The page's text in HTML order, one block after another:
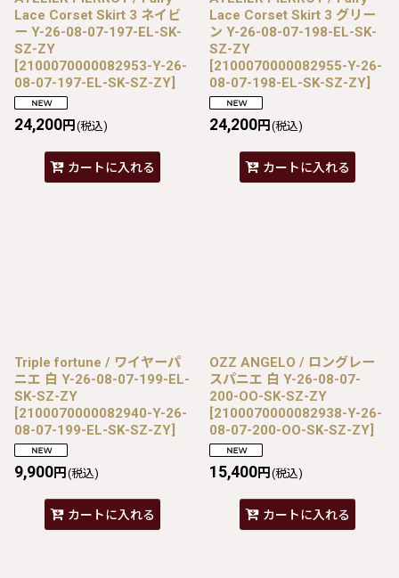
Lace Corset Skirt 3 ネイビ
ー Y-26-08-07-197-EL-SK-
SZ-ZY
[2100070000082953-Y-26-
08-07-197-EL-SK-SZ-ZY]
24,200円 (税込)
カートに入れる
Lace Corset Skirt 3 グリー
ン Y-26-08-07-198-EL-SK-
SZ-ZY
[2100070000082955-Y-26-
08-07-198-EL-SK-SZ-ZY]
24,200円 (税込)
カートに入れる
Triple fortune / ワイヤーパ
ニエ 白 Y-26-08-07-199-EL-
SK-SZ-ZY
[2100070000082940-Y-26-
08-07-199-EL-SK-SZ-ZY]
9,900円 (税込)
カートに入れる
OZZ ANGELO / ロングレー
スパニエ 白 Y-26-08-07-
200-OO-SK-SZ-ZY
[2100070000082938-Y-26-
08-07-200-OO-SK-SZ-ZY]
15,400円 (税込)
カートに入れる